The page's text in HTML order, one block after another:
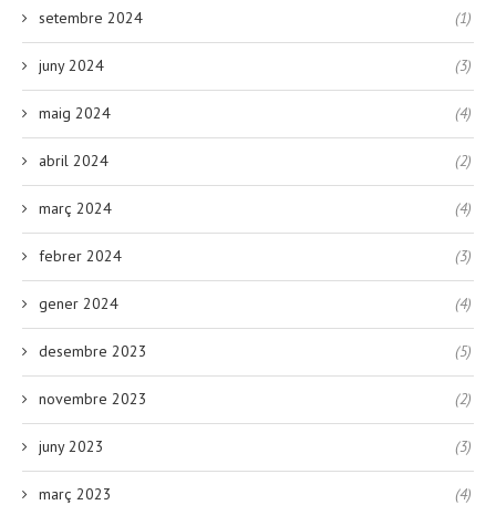
setembre 2024 (1)
juny 2024 (3)
maig 2024 (4)
abril 2024 (2)
març 2024 (4)
febrer 2024 (3)
gener 2024 (4)
desembre 2023 (5)
novembre 2023 (2)
juny 2023 (3)
març 2023 (4)